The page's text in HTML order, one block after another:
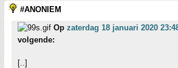
#ANONIEM
Op zaterdag 18 januari 2020
volgende:
[..]